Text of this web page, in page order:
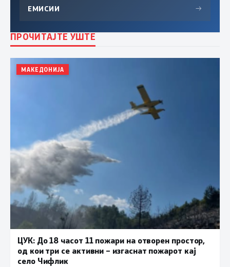
ЕМИСИИ →
ПРОЧИТАЈТЕ УШТЕ
МАКЕДОНИЈА
ЦУК: До 18 часот 11 пожари на отворен простор,
од кои три се активни – изгаснат пожарот кај
село Чифлик